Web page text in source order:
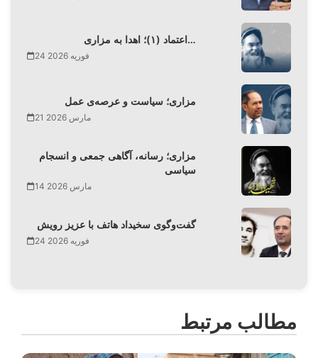
اعتماد (۱)؛ اهدا به مزاری…
24 فوریه 2026
مزاری؛ سیاست و عرصه‌ی عمل
21 مارس 2026
مزاری؛ رسانه، آگاهی جمعی و انسجام
سیاسی
14 مارس 2026
گفت‌وگوی سخیداد هاتف با عزیز رویش
24 فوریه 2026
مطالب مرتبط